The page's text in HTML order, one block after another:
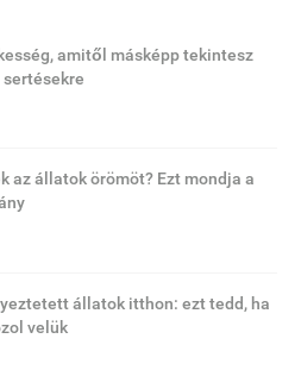
amitől másképp tekintesz
sertésekre
az állatok örömöt? Ezt mondja a
állatok itthon: ezt tedd, ha
velük